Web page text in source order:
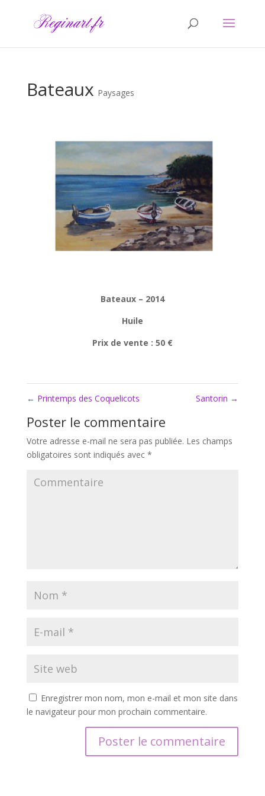
Bateaux Paysages
Bateaux – 2014
Huile
Prix de vente : 50 €
← Printemps des Coquelicots Santorin →
Poster le commentaire
Votre adresse e-mail ne sera pas publiée. Les champs
obligatoires sont indiqués avec *
Enregistrer mon nom, mon e-mail et mon site dans
le navigateur pour mon prochain commentaire.